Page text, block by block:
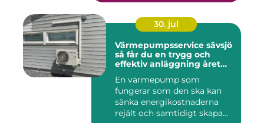
30. jul
Värmepumpsservice sävsjö
så får du en trygg och
effektiv anläggning året
En värmepump som
fungerar som den ska kan
sänka energikostnaderna
rejält och samtidigt skapa